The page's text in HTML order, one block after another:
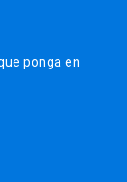
ponga en